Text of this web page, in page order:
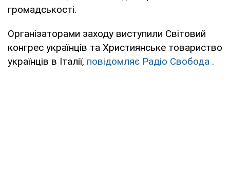
громадськості.
Організаторами заходу виступили Світовий
конгрес українців та Християнське товариство
українців в Італії, повідомляє Радіо Свобода .